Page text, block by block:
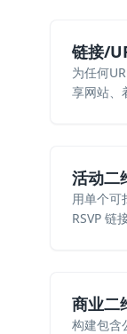
链接/
为任何
享网站、
活动二
用单个可
RSVP 链
商业二
构建包含